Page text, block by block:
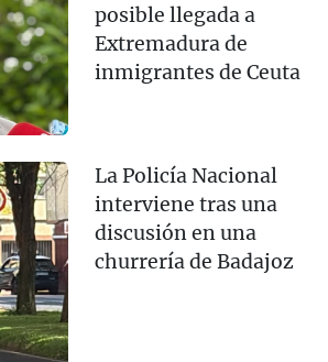
posible llegada a
Extremadura de
inmigrantes de Ceuta
La Policía Nacional
interviene tras una
discusión en una
churrería de Badajoz